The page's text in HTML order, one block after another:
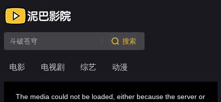
电影 电视剧 综艺 动漫
搜索
modalThe media could not be loaded, either because the server or